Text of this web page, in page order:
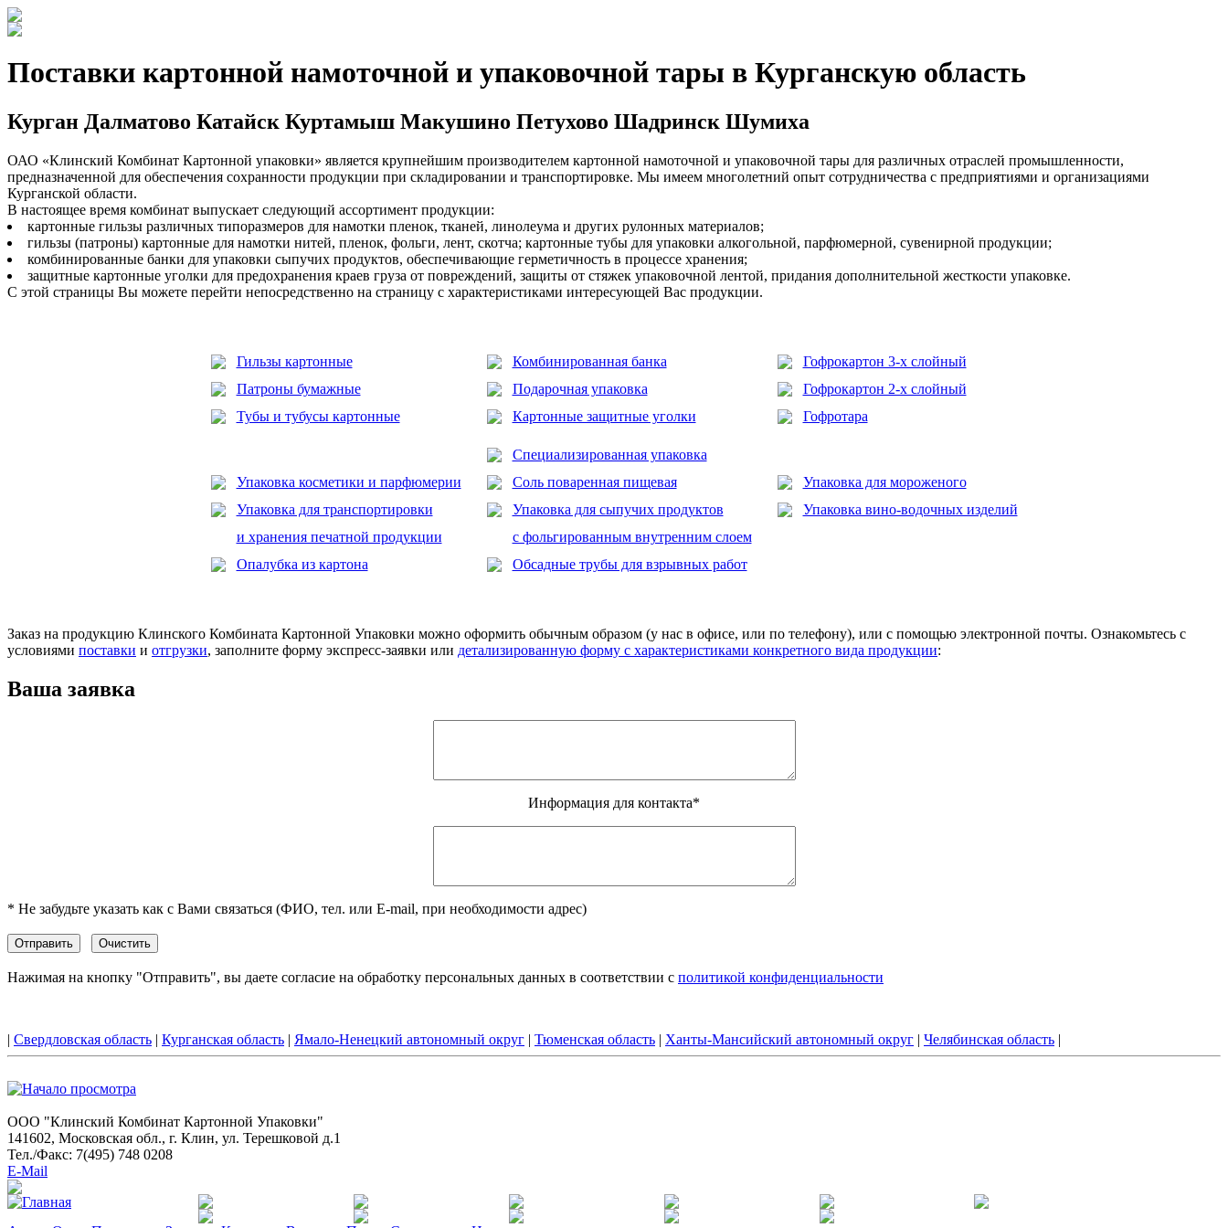
Поставки картонной намоточной и упаковочной тары в Курганскую область
Курган Далматово Катайск Куртамыш Макушино Петухово Шадринск Шумиха
ОАО «Клинский Комбинат Картонной упаковки» является крупнейшим производителем картонной намоточной и упаковочной тары для различных отраслей промышленности,
предназначенной для обеспечения сохранности продукции при складировании и транспортировке. Мы имеем многолетний опыт сотрудничества с предприятиями и организациями
Курганской области.
В настоящее время комбинат выпускает следующий ассортимент продукции:
картонные гильзы различных типоразмеров для намотки пленок, тканей, линолеума и других рулонных материалов;
гильзы (патроны) картонные для намотки нитей, пленок, фольги, лент, скотча; картонные тубы для упаковки алкогольной, парфюмерной, сувенирной продукции;
комбинированные банки для упаковки сыпучих продуктов, обеспечивающие герметичность в процессе хранения;
защитные картонные уголки для предохранения краев груза от повреждений, защиты от стяжек упаковочной лентой, придания дополнительной жесткости упаковке.
С этой страницы Вы можете перейти непосредственно на страницу с характеристиками интересующей Вас продукции.
Гильзы картонные Комбинированная банка
Гофрокартон 3-х слойный
Патроны бумажные
Подарочная упаковка
Гофрокартон 2-х слойный
Тубы и тубусы картонные
Картонные защитные уголки Гофротара
Специализированная упаковка
Упаковка косметики и парфюмерии
Соль поваренная пищевая
Упаковка для мороженого
Упаковка для транспортировки
Упаковка для сыпучих продуктов
Упаковка вино-водочных изделий
и хранения печатной продукции
с фольгированным внутренним слоем
Опалубка из картона
Обсадные трубы для взрывных работ
Заказ на продукцию Клинского Комбината Картонной Упаковки можно оформить обычным образом (у нас в офисе, или по телефону), или с помощью электронной почты. Ознакомьтесь с
условиями поставки и отгрузки, заполните форму экспресс-заявки или детализированную форму с характеристиками конкретного вида продукции:
Ваша заявка
Информация для контакта*
* Не забудьте указать как с Вами связаться (ФИО, тел. или E-mail, при необходимости адрес)
Нажимая на кнопку "Отправить", вы даете согласие на обработку персональных данных в соответствии с политикой конфиденциальности
| Свердловская область | Курганская область | Ямало-Hенецкий автономный округ | Тюменская область | Ханты-Мансийский автономный округ | Челябинская область |
ООО "Клинский Комбинат Картонной Упаковки"
141602, Московская обл., г. Клин, ул. Терешковой д.1
Тел./Факс: 7(495) 748 0208
E-Mail